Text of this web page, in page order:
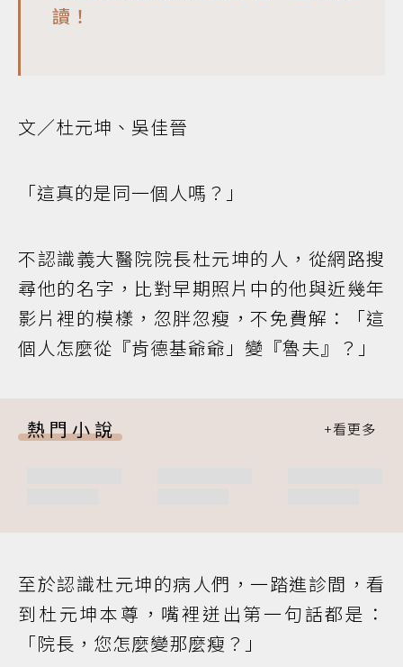
讀！
文／杜元坤、吳佳晉
「這真的是同一個人嗎？」
不認識義大醫院院長杜元坤的人，從網路搜
尋他的名字，比對早期照片中的他與近幾年
影片裡的模樣，忽胖忽瘦，不免費解：「這
個人怎麼從『肯德基爺爺」變『魯夫』？」
熱門小說
至於認識杜元坤的病人們，一踏進診間，看
到杜元坤本尊，嘴裡迸出第一句話都是：
「院長，您怎麼變那麼瘦？」